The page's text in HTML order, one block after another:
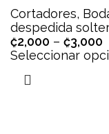
Cortadores,
despedida
₡2,000 – ₡3,000
Seleccionar